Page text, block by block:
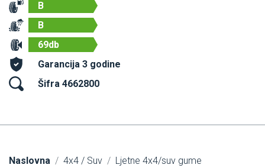
B
B
69db
Garancija 3 godine
Šifra 4662800
Naslovna 4x4 / Suv
Ljetne 4x4/suv gume